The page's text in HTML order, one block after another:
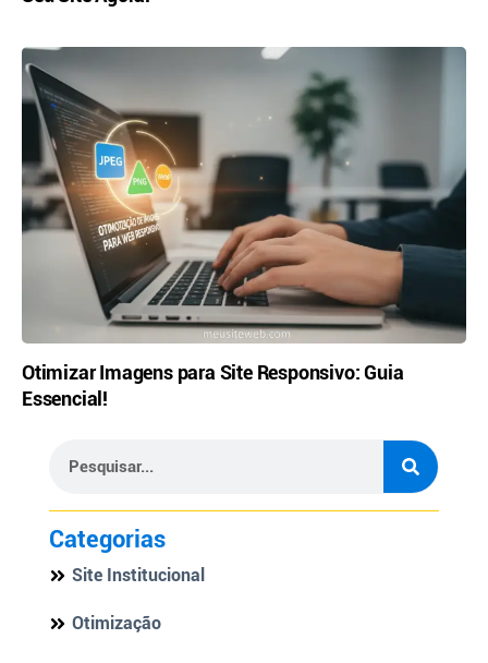
Otimizar Imagens para Site Responsivo: Guia
Essencial!
Categorias
Site Institucional
Otimização